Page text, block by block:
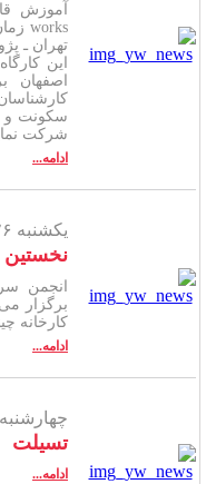
تهران ـ
این
اصفهان
سکونت و
شرکت
ادامه...
یکشنبه ۲۶ مرداد ۱۴۰۴ -
انجمن
برگزار
کارخانه
ادامه...
چهارشنبه ۲۲ مرداد ۱۴۰۴ -
تسیلت
ادامه...